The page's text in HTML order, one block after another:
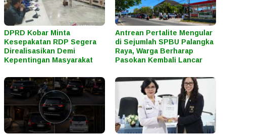
DPRD Kobar Minta
Kesepakatan RDP Segera
Direalisasikan Demi
Kepentingan Masyarakat
Antrean Pertalite Mengular
di Sejumlah SPBU Palangka
Raya, Warga Berharap
Pasokan Kembali Lancar